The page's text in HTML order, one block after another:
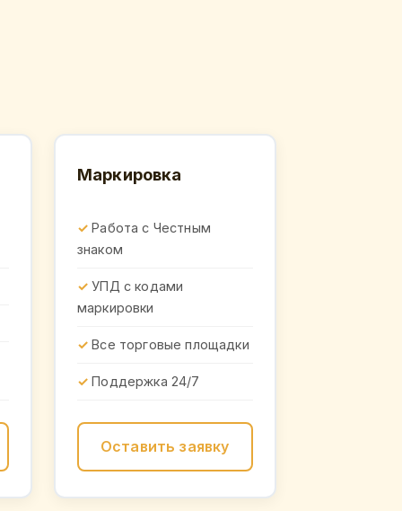
Маркировка
Работа с Честным
знаком
УПД с кодами
маркировки
Все торговые площадки
Поддержка 24/7
Оставить заявку